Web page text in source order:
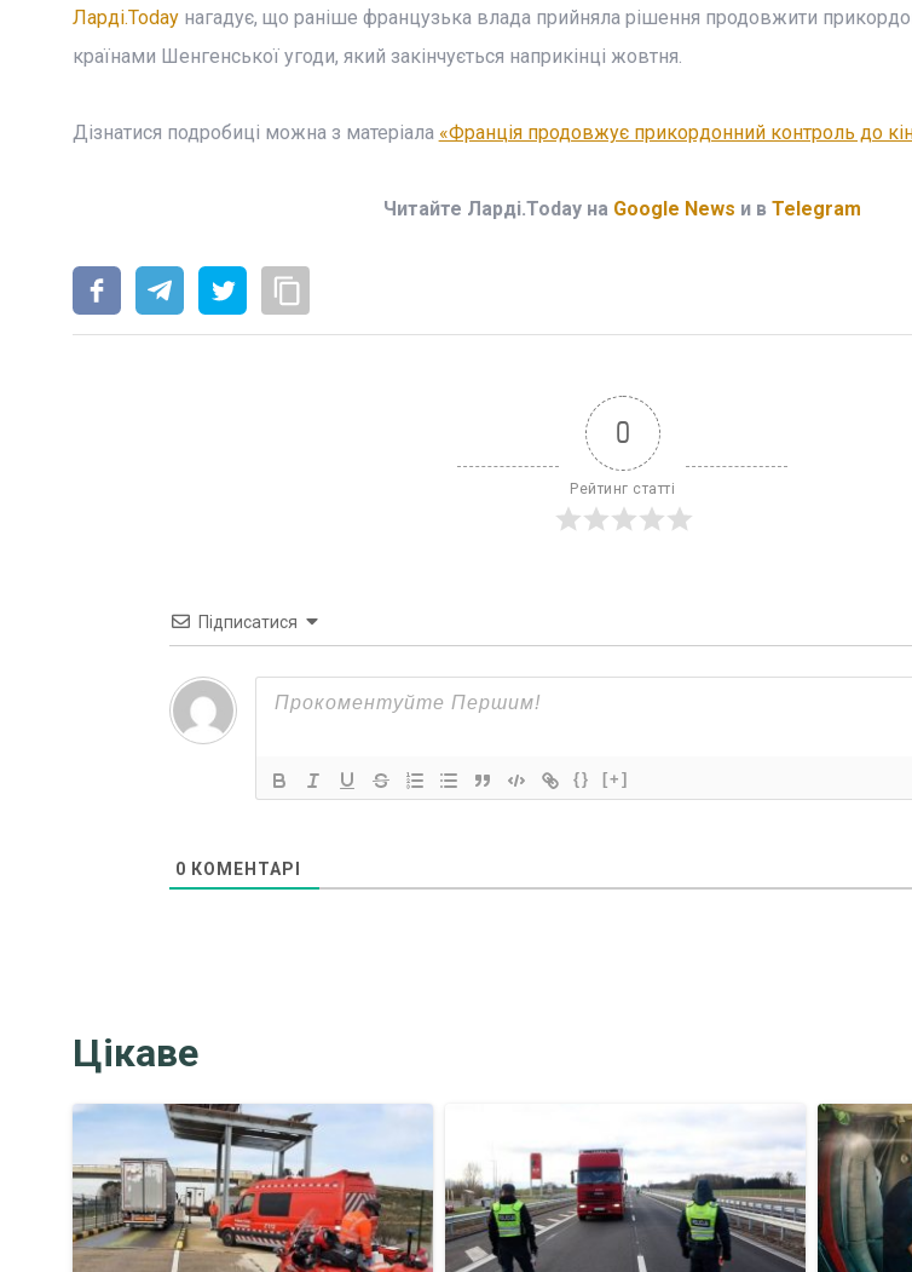
Ларді.Todayнагадує, що раніше французька влада прийняла рішення продовжити
країнами Шенгенської угоди, який закінчується наприкінці жовтня.
Дізнатися подробиці можна з матеріала «Франція продовжує прикордонний контроль до
Читайте Ларді.Today на Google News и в Telegram
0
Рейтинг статті
Підписатися
{} [+]
0 КОМЕНТАРІ
Цікаве